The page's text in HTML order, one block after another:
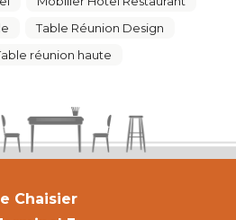
Table Réunion Design
réunion haute
Chaisier